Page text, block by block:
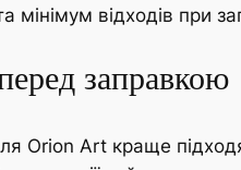
мінімум відходів при
заправкою
Orion Art краще